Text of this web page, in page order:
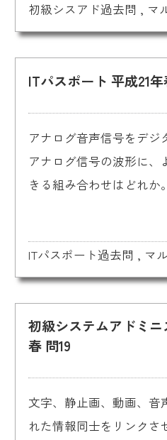
初級シスアド過去問 , マ
ITパスポート 平成21
アナログ音声信号をデジ
アナログ信号の波形に、
きる組み合わせはどれか。
ITパスポート過去問 , マ
初級システムアドミ
春 問19
文字、静止画、動画、音
れた情報同士をリンクさ